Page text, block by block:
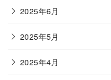
2025年6月
2025年5月
2025年4月